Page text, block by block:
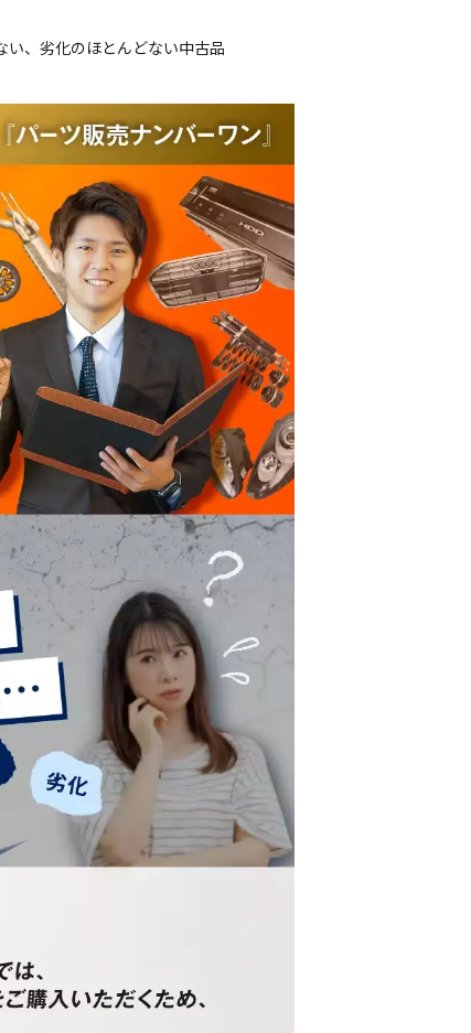
い、劣化のほとんどない中古品